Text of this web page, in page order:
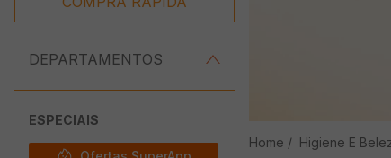
5º Queijo
DEPARTAMENTOS
ESPECIAIS
Higiene E